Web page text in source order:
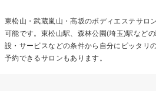
東松山・武蔵嵐山・高坂のボディエステサロ
可能です。東松山駅、森林公園(埼玉)駅など
設・サービスなどの条件から自分にピッタリ
予約できるサロンもあります。